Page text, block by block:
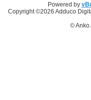
Powered by
Copyright ©2026 Adduco
© Anko